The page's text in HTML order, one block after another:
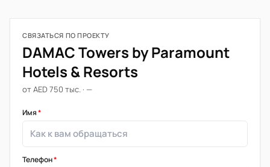
СВЯЗАТЬСЯ ПО ПРОЕКТУ
DAMAC Towers by Paramount
Hotels & Resorts
от AED 750 тыс. · —
Имя*
Телефон*